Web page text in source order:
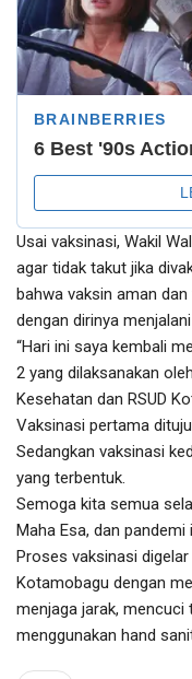
Usai vaksinasi, Wakil
agar tidak takut jika
bahwa vaksin aman
dengan dirinya
“Hari ini saya kembali
2 yang dilaksanakan
Kesehatan dan RSUD
Vaksinasi pertama
Sedangkan vaksinasi
yang terbentuk.
Semoga kita semua
Maha Esa, dan pandemi
Proses vaksinasi
Kotamobagu dengan
menjaga jarak, mencuci
menggunakan hand